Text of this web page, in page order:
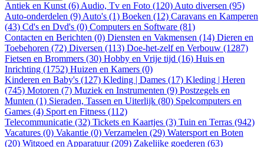
Antiek en Kunst (6) Audio, Tv en Foto (120) Auto diversen (95)
Auto-onderdelen (9) Auto's (1) Boeken (12) Caravans en Kamperen
(43) Cd's en Dvd's (0) Computers en Software (81)
Contacten en Berichten (0) Diensten en Vakmensen (14) Dieren en
Toebehoren (72) Diversen (113) Doe-het-zelf en Verbouw (1287)
Fietsen en Brommers (30) Hobby en Vrije tijd (16) Huis en
Inrichting (1752) Huizen en Kamers (0)
Kinderen en Baby's (127) Kleding | Dames (17) Kleding | Heren
(745) Motoren (7) Muziek en Instrumenten (9) Postzegels en
Munten (1) Sieraden, Tassen en Uiterlijk (80) Spelcomputers en
Games (4) Sport en Fitness (112)
Telecommunicatie (32) Tickets en Kaartjes (3) Tuin en Terras (942)
Vacatures (0) Vakantie (0) Verzamelen (29) Watersport en Boten
(20) Witgoed en Apparatuur (209) Zakelijke goederen (63)